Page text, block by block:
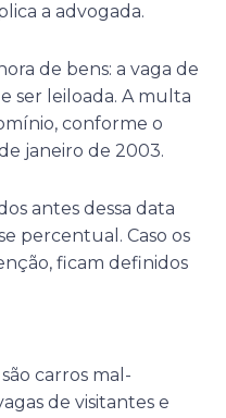
a advogada.
de bens: a vaga de
ser leiloada. A multa
conforme o
janeiro de 2003.
antes dessa data
percentual. Caso os
ficam definidos
carros mal-
de visitantes e